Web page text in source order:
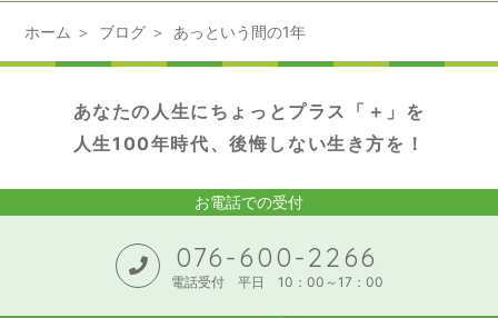
ホーム ブログ あっという間の1年
あなたの人生にちょっとプラス「＋」を
人生100年時代、後悔しない生き方を！
お電話での受付
076-600-2266
電話受付 平日 10：00～17：00